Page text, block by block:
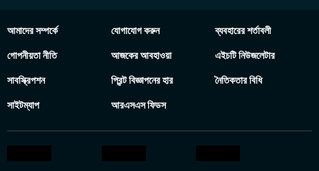
আমাদের সম্পর্কে যোগাযোগ করুন ব্যবহারের শর্তাবলী
গোপনীয়তা নীতি আজকের আবহাওয়া এইচটি নিউজলেটার
সাবস্ক্রিপশন প্রিন্ট বিজ্ঞাপনের হার নৈতিকতার বিধি
সাইটম্যাপ আরএসএস ফিডস